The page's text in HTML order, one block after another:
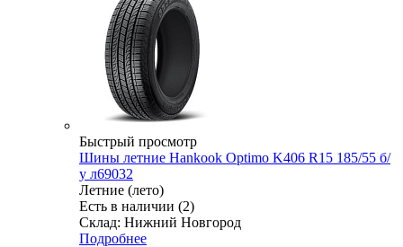
Быстрый просмотр
Шины летние Hankook Optimo K406 R15 185/55 б/
у л69032
Летние (лето)
Есть в наличии (2)
Склад: Нижний Новгород
Подробнее